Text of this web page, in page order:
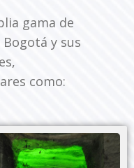
gama de
y sus
como: